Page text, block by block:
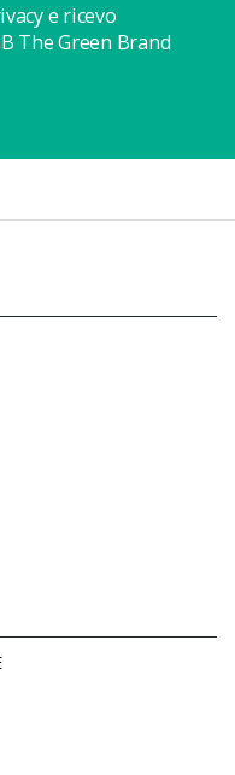
e ricevo
The Green Brand